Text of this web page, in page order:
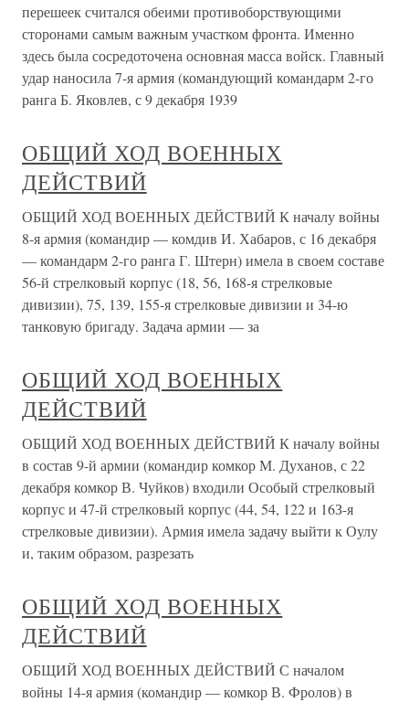
перешеек считался обеими противоборствующими
сторонами самым важным участком фронта. Именно
здесь была сосредоточена основная масса войск. Главный
удар наносила 7-я армия (командующий командарм 2-го
ранга Б. Яковлев, с 9 декабря 1939
ОБЩИЙ ХОД ВОЕННЫХ
ДЕЙСТВИЙ
ОБЩИЙ ХОД ВОЕННЫХ ДЕЙСТВИЙ К началу войны
8-я армия (командир — комдив И. Хабаров, с 16 декабря
— командарм 2-го ранга Г. Штерн) имела в своем составе
56-й стрелковый корпус (18, 56, 168-я стрелковые
дивизии), 75, 139, 155-я стрелковые дивизии и 34-ю
танковую бригаду. Задача армии — за
ОБЩИЙ ХОД ВОЕННЫХ
ДЕЙСТВИЙ
ОБЩИЙ ХОД ВОЕННЫХ ДЕЙСТВИЙ К началу войны
в состав 9-й армии (командир комкор М. Духанов, с 22
декабря комкор В. Чуйков) входили Особый стрелковый
корпус и 47-й стрелковый корпус (44, 54, 122 и 16З-я
стрелковые дивизии). Армия имела задачу выйти к Оулу
и, таким образом, разрезать
ОБЩИЙ ХОД ВОЕННЫХ
ДЕЙСТВИЙ
ОБЩИЙ ХОД ВОЕННЫХ ДЕЙСТВИЙ С началом
войны 14-я армия (командир — комкор В. Фролов) в